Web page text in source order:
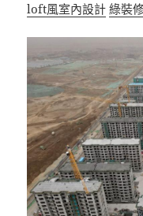
loft風室內設計 綠裝